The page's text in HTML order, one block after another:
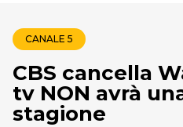
CANALE 5
CBS cancella
tv NON avrà
stagione